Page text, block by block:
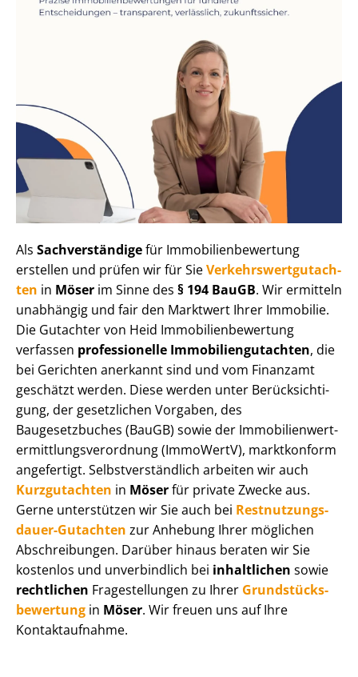
Als Sachverständigefür Im­mo­bi­li­en­be­wer­tung
erstellen und prüfen wir für SieVer­kehrs­wert­gut­ach­
ten in Möser im Sinne des § 194 BauGB. Wir ermitteln
unabhängig und fair den Marktwert Ihrer Immobilie.
Die Gutachter von Heid Im­mo­bi­li­en­be­wer­tung
verfassen professionelle Im­mo­bi­li­en­gut­ach­ten, die
bei Gerichten anerkannt sind und vom Finanzamt
geschätzt werden. Diese werden unter Be­rück­sich­ti­
gung, der gesetzlichen Vorgaben, des
Baugesetzbuches (BauGB) sowie der Im­mo­bi­li­en­wert­
ermitt­lungs­ver­ord­nung (ImmoWertV), marktkonform
angefertigt. Selbst­ver­ständ­lich arbeiten wir auch
Kurzgutachten in Möserfür private Zwecke aus.
Gerne unterstützen wir Sie auch bei Rest­nut­zungs­
dau­er-Gutachten zur Anhebung Ihrer möglichen
Abschreibungen. Darüber hinaus beraten wir Sie
kostenlos und unverbindlich bei inhaltlichen sowie
rechtlichen Fragestellungen zu Ihrer Grund­stücks­
be­wer­tung in Möser. Wir freuen uns auf Ihre
Kontaktaufnahme.